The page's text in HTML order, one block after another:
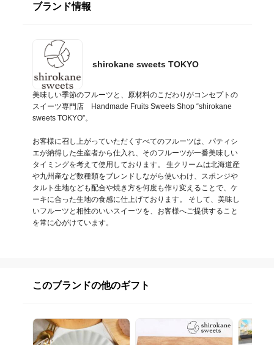
ブランド情報
shirokane sweets TOKYO
美味しい季節のフルーツと、原材料のこだわりがコンセプトの
スイーツ専門店　Handmade Fruits Sweets Shop “shirokane
sweets TOKYO”。
お客様に召し上がっていただくすべてのフルーツは、パティシ
エが納得した生産者から仕入れ、そのフルーツが一番美味しい
タイミングを考えて使用しております。 生クリームは北海道産
や九州産など数種類をブレンドしながら使いわけ、スポンジや
タルト生地なども配合や焼き方を何度も作り変えることで、ケ
ーキに合った生地の食感に仕上げております。 そして、美味し
いフルーツと相性のいいスイーツを、お客様へご提供すること
を常に心がけています。
このブランドの他のギフト